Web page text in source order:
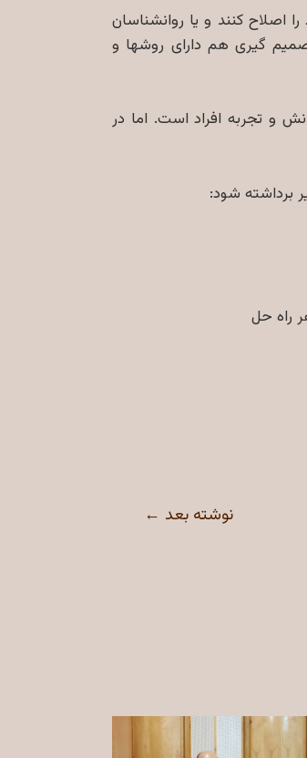
اصلاح کنند و یا روانشناسان
گیری هم دارای روشها و
و تجربه افراد است. اما در
برداشته شود:
راه حل
نوشته بعد ←